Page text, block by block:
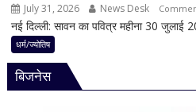
July 31, 2026 News Desk
नई दिल्ली: सावन का पवित्र महीना 30
धर्म/ज्योतिष
बिजनेस